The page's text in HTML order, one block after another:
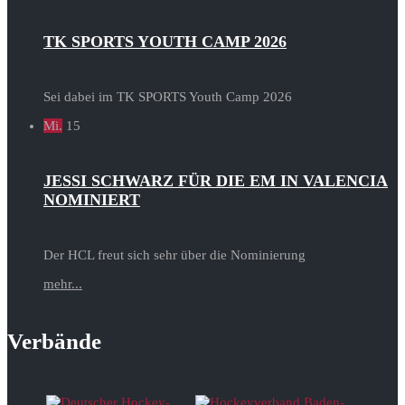
TK SPORTS YOUTH CAMP 2026
Sei dabei im TK SPORTS Youth Camp 2026
Mi. 15
JESSI SCHWARZ FÜR DIE EM IN VALENCIA
NOMINIERT
Der HCL freut sich sehr über die Nominierung
mehr...
Verbände